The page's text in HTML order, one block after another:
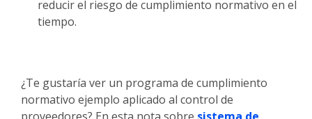
reducir el riesgo de cumplimiento normativo en el
tiempo.
¿Te gustaría ver un programa de cumplimiento
normativo ejemplo aplicado al control de